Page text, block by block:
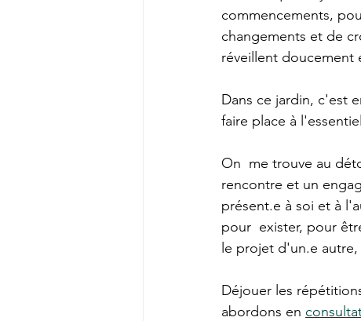
commencements,
changements et de
réveillent doucement
Dans ce jardin, c'est
faire place à
On  me trouve au
rencontre et un
présent.e à soi et à
pour  exister, pour
le projet d'un.e
Déjouer les
abordons en